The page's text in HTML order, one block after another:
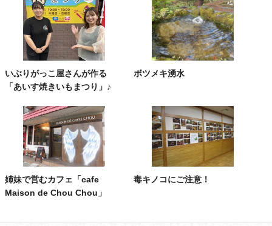
いぶりがっこ屋さんが作る
「あいす焼きいもまつり」♪
ボツメキ湧水
姉妹で営むカフェ「cafe
Maison de Chou Chou」
毒キノコにご注意！